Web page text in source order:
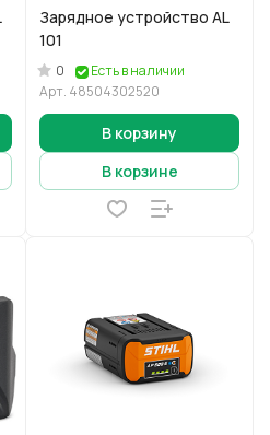
Зарядное устройство AL
101
0
Есть в наличии
Арт. 48504302520
В корзину
В корзине